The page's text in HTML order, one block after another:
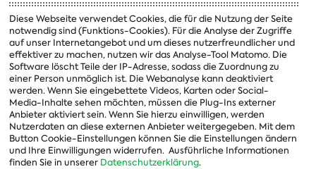
Vorsitzender
Vorstand
Arbeitsgruppen
Ausschussvorsitzende
Beauftragte
Landesgruppen
Organisation
Diese Webseite verwendet Cookies, die für die Nutzung der Seite
notwendig sind (Funktions-Cookies). Für die Analyse der Zugriffe
auf unser Internetangebot und um dieses nutzerfreundlicher und
effektiver zu machen, nutzen wir das Analyse-Tool Matomo. Die
Software löscht Teile der IP-Adresse, sodass die Zuordnung zu
einer Person unmöglich ist. Die Webanalyse kann deaktiviert
werden. Wenn Sie eingebettete Videos, Karten oder Social-
Media-Inhalte sehen möchten, müssen die Plug-Ins externer
Anbieter aktiviert sein. Wenn Sie hierzu einwilligen, werden
Nutzerdaten an diese externen Anbieter weitergegeben. Mit dem
Button Cookie-Einstellungen können Sie die Einstellungen ändern
und Ihre Einwilligungen widerrufen. Ausführliche Informationen
finden Sie in unserer Datenschutzerklärung.